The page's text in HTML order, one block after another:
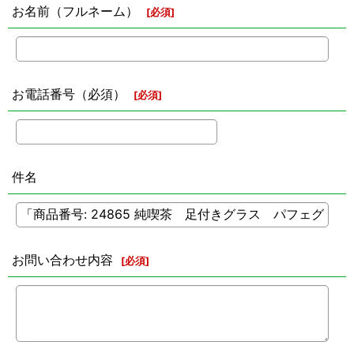
お名前（フルネーム） [必須]
お電話番号（必須） [必須]
件名
お問い合わせ内容 [必須]